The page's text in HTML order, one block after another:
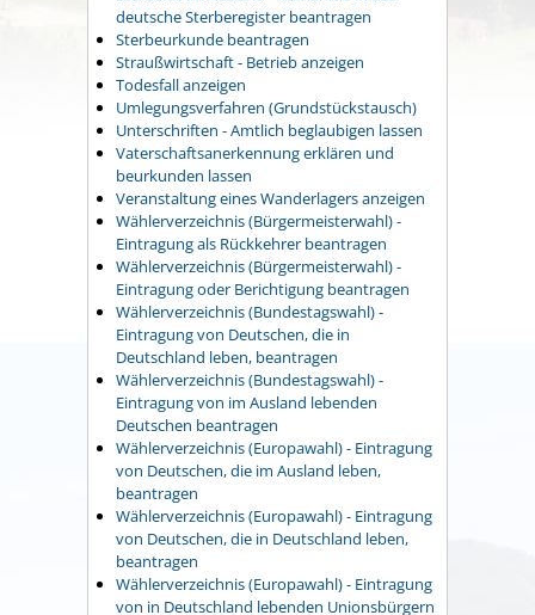
deutsche Sterberegister beantragen
Sterbeurkunde beantragen
Straußwirtschaft - Betrieb anzeigen
Todesfall anzeigen
Umlegungsverfahren (Grundstückstausch)
Unterschriften - Amtlich beglaubigen lassen
Vaterschaftsanerkennung erklären und
beurkunden lassen
Veranstaltung eines Wanderlagers anzeigen
Wählerverzeichnis (Bürgermeisterwahl) -
Eintragung als Rückkehrer beantragen
Wählerverzeichnis (Bürgermeisterwahl) -
Eintragung oder Berichtigung beantragen
Wählerverzeichnis (Bundestagswahl) -
Eintragung von Deutschen, die in
Deutschland leben, beantragen
Wählerverzeichnis (Bundestagswahl) -
Eintragung von im Ausland lebenden
Deutschen beantragen
Wählerverzeichnis (Europawahl) - Eintragung
von Deutschen, die im Ausland leben,
beantragen
Wählerverzeichnis (Europawahl) - Eintragung
von Deutschen, die in Deutschland leben,
beantragen
Wählerverzeichnis (Europawahl) - Eintragung
von in Deutschland lebenden Unionsbürgern